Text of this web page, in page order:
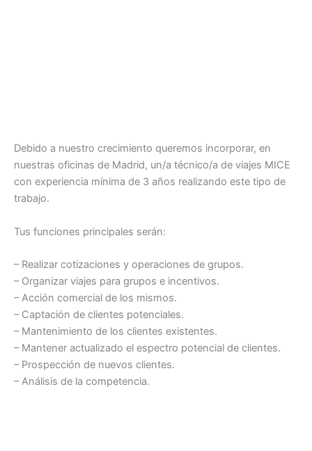
Debido a nuestro crecimiento queremos incorporar, en
nuestras oficinas de Madrid, un/a técnico/a de viajes MICE
con experiencia mínima de 3 años realizando este tipo de
trabajo.
Tus funciones principales serán:
– Realizar cotizaciones y operaciones de grupos.
– Organizar viajes para grupos e incentivos.
– Acción comercial de los mismos.
– Captación de clientes potenciales.
– Mantenimiento de los clientes existentes.
– Mantener actualizado el espectro potencial de clientes.
– Prospección de nuevos clientes.
– Análisis de la competencia.